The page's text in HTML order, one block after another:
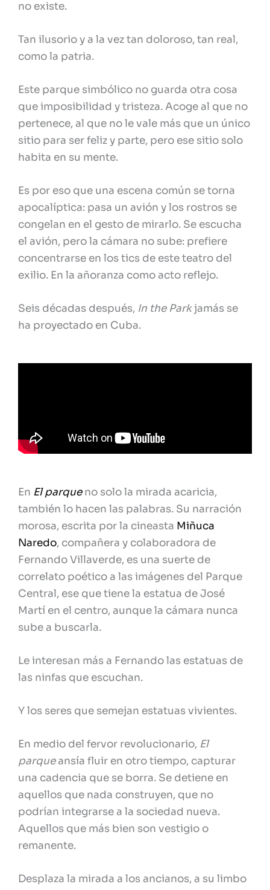
no existe.
Tan ilusorio y a la vez tan doloroso, tan real,
como la patria.
Este parque simbólico no guarda otra cosa
que imposibilidad y tristeza. Acoge al que no
pertenece, al que no le vale más que un único
sitio para ser feliz y parte, pero ese sitio solo
habita en su mente.
Es por eso que una escena común se torna
apocalíptica: pasa un avión y los rostros se
congelan en el gesto de mirarlo. Se escucha
el avión, pero la cámara no sube: prefiere
concentrarse en los tics de este teatro del
exilio. En la añoranza como acto reflejo.
Seis décadas después, In the Parkjamás se
ha proyectado en Cuba.
En El parqueno solo la mirada acaricia,
también lo hacen las palabras. Su narración
morosa, escrita por la cineasta Miñuca
Naredo, compañera y colaboradora de
Fernando Villaverde, es una suerte de
correlato poético a las imágenes del Parque
Central, ese que tiene la estatua de José
Martí en el centro, aunque la cámara nunca
sube a buscarla.
Le interesan más a Fernando las estatuas de
las ninfas que escuchan.
Y los seres que semejan estatuas vivientes.
En medio del fervor revolucionario, El
parqueansía fluir en otro tiempo, capturar
una cadencia que se borra. Se detiene en
aquellos que nada construyen, que no
podrían integrarse a la sociedad nueva.
Aquellos que más bien son vestigio o
remanente.
Desplaza la mirada a los ancianos, a su limbo